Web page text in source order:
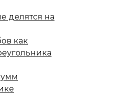
делятся на
как